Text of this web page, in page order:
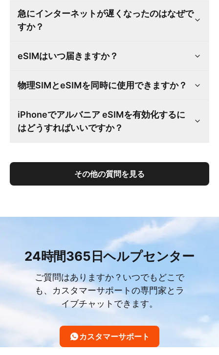
急にインターネットが遅くなったのはなぜで
すか？
eSIMはいつ届きますか？
物理SIMとeSIMを同時に使用できますか？
iPhoneでアルバニア eSIMを有効化するに
はどうすればいいですか？
その他の質問を見る
24時間365日ヘルプセンター
ご質問はありますか？いつでもどこで
も、カスタマーサポートの専門家とラ
イブチャットできます。
カスタマーサポート